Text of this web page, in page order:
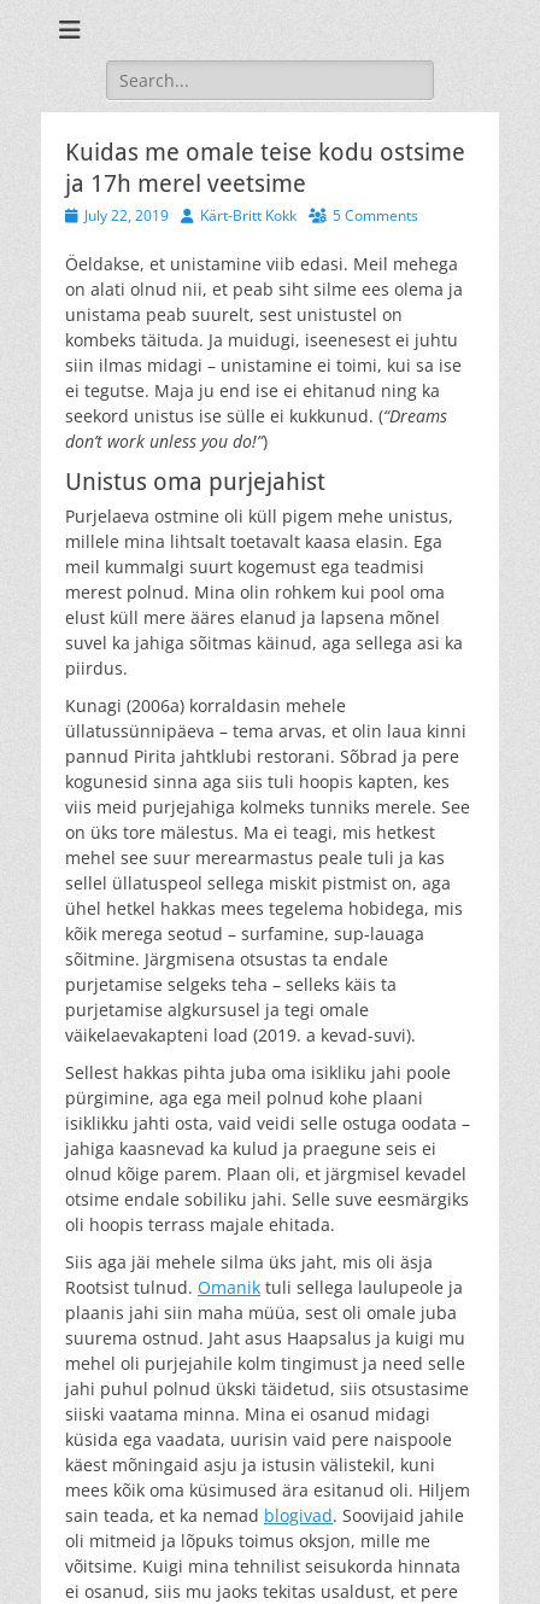
ehitusest
Search
for:
Kuidas me omale teise kodu ostsime
ja 17h merel veetsime
PostedJuly 22, 2019 AuthorKärt-Britt Kokk 5 Comments
Öeldakse, et unistamine viib edasi. Meil mehega
on alati olnud nii, et peab siht silme ees olema ja
unistama peab suurelt, sest unistustel on
kombeks täituda. Ja muidugi, iseenesest ei juhtu
siin ilmas midagi – unistamine ei toimi, kui sa ise
ei tegutse. Maja ju end ise ei ehitanud ning ka
seekord unistus ise sülle ei kukkunud. (“Dreams
don’t work unless you do!”)
Unistus oma purjejahist
Purjelaeva ostmine oli küll pigem mehe unistus,
millele mina lihtsalt toetavalt kaasa elasin. Ega
meil kummalgi suurt kogemust ega teadmisi
merest polnud. Mina olin rohkem kui pool oma
elust küll mere ääres elanud ja lapsena mõnel
suvel ka jahiga sõitmas käinud, aga sellega asi ka
piirdus.
Kunagi (2006a) korraldasin mehele
üllatussünnipäeva – tema arvas, et olin laua kinni
pannud Pirita jahtklubi restorani. Sõbrad ja pere
kogunesid sinna aga siis tuli hoopis kapten, kes
viis meid purjejahiga kolmeks tunniks merele. See
on üks tore mälestus. Ma ei teagi, mis hetkest
mehel see suur merearmastus peale tuli ja kas
sellel üllatuspeol sellega miskit pistmist on, aga
ühel hetkel hakkas mees tegelema hobidega, mis
kõik merega seotud – surfamine, sup-lauaga
sõitmine. Järgmisena otsustas ta endale
purjetamise selgeks teha – selleks käis ta
purjetamise algkursusel ja tegi omale
väikelaevakapteni load (2019. a kevad-suvi).
Sellest hakkas pihta juba oma isikliku jahi poole
pürgimine, aga ega meil polnud kohe plaani
isiklikku jahti osta, vaid veidi selle ostuga oodata –
jahiga kaasnevad ka kulud ja praegune seis ei
olnud kõige parem. Plaan oli, et järgmisel kevadel
otsime endale sobiliku jahi. Selle suve eesmärgiks
oli hoopis terrass majale ehitada.
Siis aga jäi mehele silma üks jaht, mis oli äsja
Rootsist tulnud. Omanik tuli sellega laulupeole ja
plaanis jahi siin maha müüa, sest oli omale juba
suurema ostnud. Jaht asus Haapsalus ja kuigi mu
mehel oli purjejahile kolm tingimust ja need selle
jahi puhul polnud ükski täidetud, siis otsustasime
siiski vaatama minna. Mina ei osanud midagi
küsida ega vaadata, uurisin vaid pere naispoole
käest mõningaid asju ja istusin välistekil, kuni
mees kõik oma küsimused ära esitanud oli. Hiljem
sain teada, et ka nemad blogivad. Soovijaid jahile
oli mitmeid ja lõpuks toimus oksjon, mille me
võitsime. Kuigi mina tehnilist seisukorda hinnata
ei osanud, siis mu jaoks tekitas usaldust, et pere